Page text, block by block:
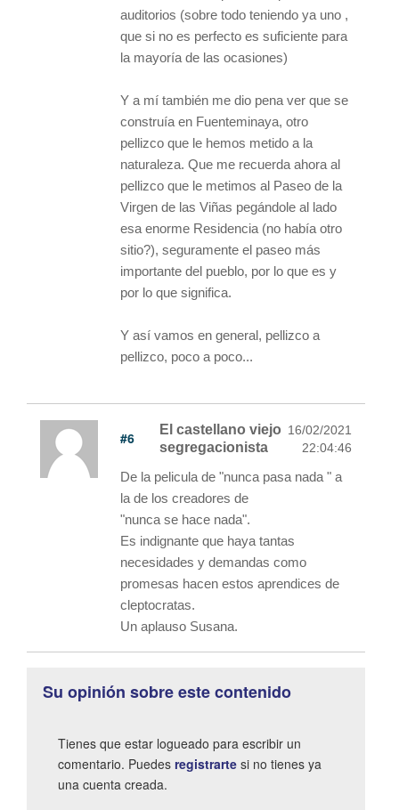
auditorios (sobre todo teniendo ya uno ,
que si no es perfecto es suficiente para
la mayoría de las ocasiones)
Y a mí también me dio pena ver que se
construía en Fuenteminaya, otro
pellizco que le hemos metido a la
naturaleza. Que me recuerda ahora al
pellizco que le metimos al Paseo de la
Virgen de las Viñas pegándole al lado
esa enorme Residencia (no había otro
sitio?), seguramente el paseo más
importante del pueblo, por lo que es y
por lo que significa.
Y así vamos en general, pellizco a
pellizco, poco a poco...
#6
El castellano viejo
segregacionista
16/02/2021
22:04:46
De la pelicula de "nunca pasa nada " a
la de los creadores de
"nunca se hace nada".
Es indignante que haya tantas
necesidades y demandas como
promesas hacen estos aprendices de
cleptocratas.
Un aplauso Susana.
Su opinión sobre este contenido
Tienes que estar logueado para escribir un
comentario. Puedes registrarte si no tienes ya
una cuenta creada.